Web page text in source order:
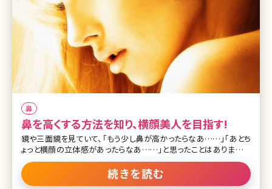
鼻
鼻を高くする方法を知り、横顔美人を目指す!
鏡や三面鏡を見ていて、「もう少し鼻が高かったらなあ……」「あとち
ょっと横顔の立体感があったらなあ……」と思ったことはありません
か? 普段、あまり自分では意識することのない横顔でも周りの人から
は意外に見られているもの。美しい横顔の象徴といえば、スッと鼻筋
の通った高い鼻です。フラットな顔立ちが多い私たち日本人にとって
続きを読む